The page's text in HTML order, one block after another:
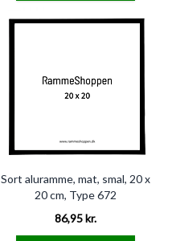
Sort aluramme, mat, smal, 20 x
20 cm, Type 672
86,95 kr.